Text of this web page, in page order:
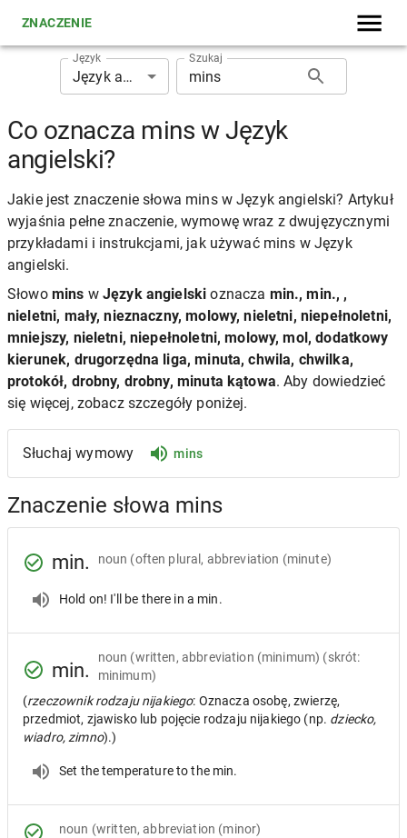
ZNACZENIE
Język
Język angielski
Szukaj
Co oznacza mins w Język
angielski?
Jakie jest znaczenie słowa mins w Język angielski? Artykuł
wyjaśnia pełne znaczenie, wymowę wraz z dwujęzycznymi
przykładami i instrukcjami, jak używać mins w Język
angielski.
Słowo mins w Język angielski oznacza min., min., ,
nieletni, mały, nieznaczny, molowy, nieletni, niepełnoletni,
mniejszy, nieletni, niepełnoletni, molowy, mol, dodatkowy
kierunek, drugorzędna liga, minuta, chwila, chwilka,
protokół, drobny, drobny, minuta kątowa. Aby dowiedzieć
się więcej, zobacz szczegóły poniżej.
Słuchaj wymowy mins
Znaczenie słowa mins
min. noun (often plural, abbreviation (minute)
Hold on! I'll be there in a min.
min.
noun (written, abbreviation (minimum) (skrót:
minimum)
(rzeczownik rodzaju nijakiego: Oznacza osobę, zwierzę,
przedmiot, zjawisko lub pojęcie rodzaju nijakiego (np. dziecko,
wiadro, zimno).)
Set the temperature to the min.
noun (written, abbreviation (minor)